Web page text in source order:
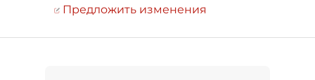
Предложить изменения